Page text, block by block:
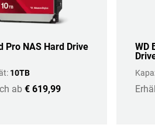
Pro NAS Hard Drive
10TB
ab € 619,99
WD